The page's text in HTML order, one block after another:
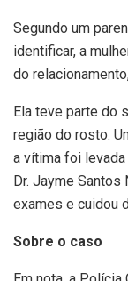
Segundo um
identificar, a
do
Ela teve parte do
região do rosto.
a vítima foi
Dr. Jayme Santos
exames e cuidou
Sobre o caso